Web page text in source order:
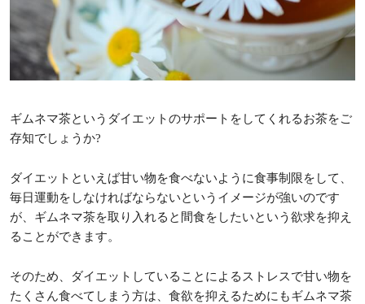
ギムネマ茶というダイエットのサポートをしてくれるお茶をご
存知でしょうか?
ダイエットといえば甘い物を食べないように食事制限をして、
毎日運動をしなければならないというイメージが強いのです
が、ギムネマ茶を取り入れると間食をしたいという欲求を抑え
ることができます。
そのため、ダイエットしていることによるストレスで甘い物を
たくさん食べてしまう方は、食欲を抑えるためにもギムネマ茶